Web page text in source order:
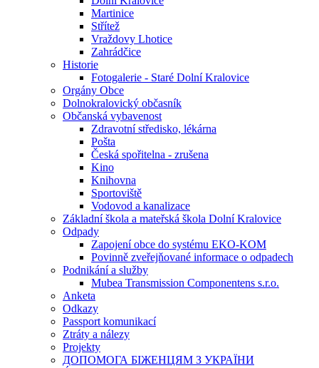
Martinice
Střítež
Vraždovy Lhotice
Zahrádčice
Historie
Fotogalerie - Staré Dolní Kralovice
Orgány Obce
Dolnokralovický občasník
Občanská vybavenost
Zdravotní středisko, lékárna
Pošta
Česká spořitelna - zrušena
Kino
Knihovna
Sportoviště
Vodovod a kanalizace
Základní škola a mateřská škola Dolní Kralovice
Odpady
Zapojení obce do systému EKO-KOM
Povinně zveřejňované informace o odpadech
Podnikání a služby
Mubea Transmission Componentens s.r.o.
Anketa
Odkazy
Passport komunikací
Ztráty a nálezy
Projekty
ДОПОМОГА БІЖЕНЦЯМ З УКРАЇНИ